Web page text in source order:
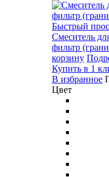
Быстрый
Смеситель
фильтр
корзину
Купить в 1
В избранное
Цвет